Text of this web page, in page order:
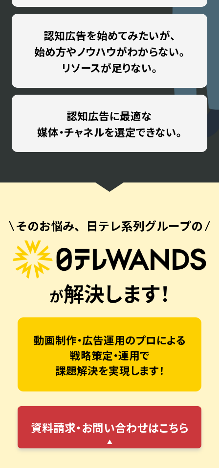
認知広告を始めてみたいが、
始め方やノウハウがわからない。
リソースが足りない。
認知広告に最適な
媒体・チャネルを選定できない。
そのお悩み、日テレ系列グループの
が解決します！
動画制作・広告運用のプロによる
戦略策定・運用で
課題解決を実現します！
資料請求・お問い合わせはこちら